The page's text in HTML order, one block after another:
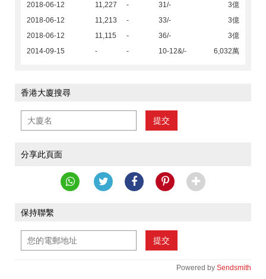
2018-06-12
11,227 - 31/-
3億
2018-06-12
11,213 - 33/-
3億
2018-06-12
11,115 - 36/-
3億
2014-09-15
- - 10-12&/- 6,032萬
香港大廈搜尋
提交
分享此頁面
保持聯繫
提交
Powered by Sendsmith